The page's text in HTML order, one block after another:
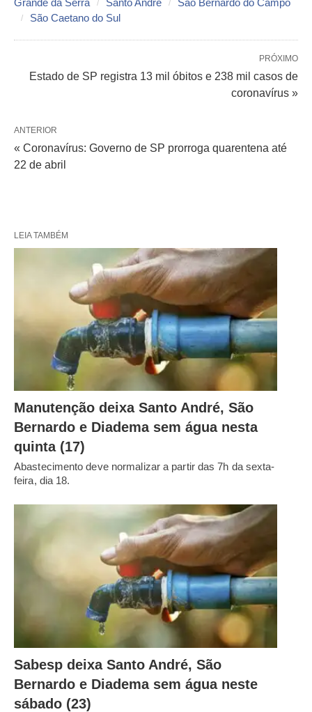
Grande da Serra Santo André
São Bernardo do Campo
São Caetano do Sul
PRÓXIMO
Estado de SP registra 13 mil óbitos e 238 mil casos de
coronavírus »
ANTERIOR
« Coronavírus: Governo de SP prorroga quarentena até
22 de abril
LEIA TAMBÉM
Manutenção deixa Santo André, São
Bernardo e Diadema sem água nesta
quinta (17)
Abastecimento deve normalizar a partir das 7h da sexta-
feira, dia 18.
Sabesp deixa Santo André, São
Bernardo e Diadema sem água neste
sábado (23)